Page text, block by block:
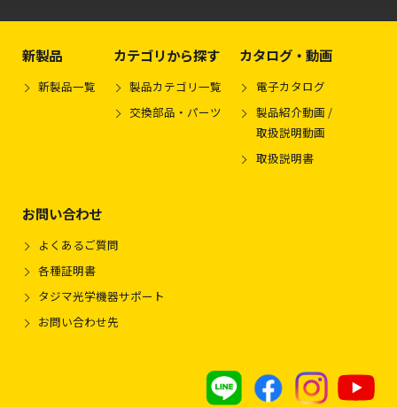
新製品
新製品一覧
カテゴリから探す
製品カテゴリ一覧
交換部品・パーツ
カタログ・動画
電子カタログ
製品紹介動画 /
取扱説明動画
取扱説明書
お問い合わせ
よくあるご質問
各種証明書
タジマ光学機器サポート
お問い合わせ先